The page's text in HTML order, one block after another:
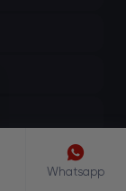
Whatsapp